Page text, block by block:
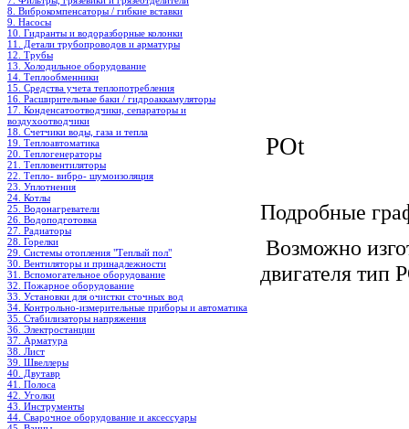
8. Виброкомпенсаторы / гибкие вставки
9. Насосы
10. Гидранты и водоразборные колонки
11. Детали трубопроводов и арматуры
12. Трубы
13. Холодильное oборудование
14. Теплообменники
15. Средства учета теплопотребления
16. Расширительные баки / гидроаккамуляторы
17. Конденсатоотводчики, сепараторы и
воздухоотводчики
18. Счетчики воды, газа и тепла
19. Теплоавтоматика
20. Теплогенераторы
21. Тепловентиляторы
22. Тепло- вибро- шумоизоляция
23. Уплотнения
24. Котлы
25. Водонагреватели
26. Водоподготовка
27. Радиаторы
28. Горелки
29. Системы отопления "Теплый пол"
30. Вентиляторы и принадлежности
31. Вспомогательное оборудование
32. Пожарное оборудование
33. Установки для очистки сточных вод
34. Контрольно-измерительные приборы и автоматика
35. Стабилизаторы напряжения
36. Электростанции
37. Арматура
38. Лист
39. Швеллеры
40. Двутавр
41. Полоса
42. Уголки
43. Инструменты
44. Сварочное оборудование и аксессуары
Подробные
Возможно
двигателя тип